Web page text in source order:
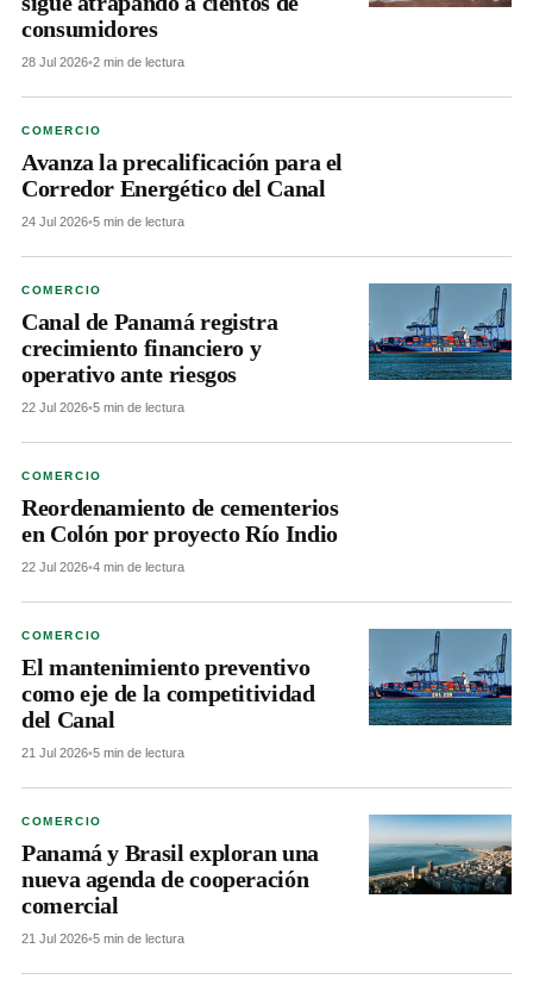
consumidores
28 Jul 2026•2 min de lectura
COMERCIO
Avanza la precalificación para el
Corredor Energético del Canal
24 Jul 2026•5 min de lectura
COMERCIO
Canal de Panamá registra
crecimiento financiero y
operativo ante riesgos
22 Jul 2026•5 min de lectura
COMERCIO
Reordenamiento de cementerios
en Colón por proyecto Río Indio
22 Jul 2026•4 min de lectura
COMERCIO
El mantenimiento preventivo
como eje de la competitividad
del Canal
21 Jul 2026•5 min de lectura
COMERCIO
Panamá y Brasil exploran una
nueva agenda de cooperación
comercial
21 Jul 2026•5 min de lectura